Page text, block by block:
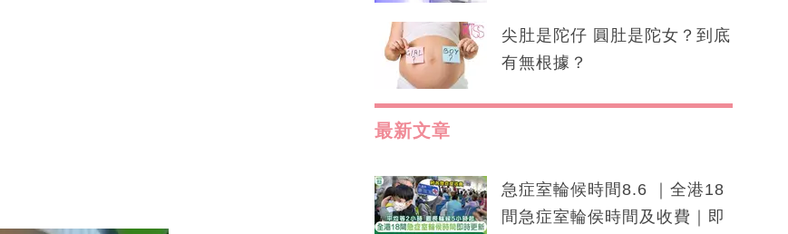
尖肚是陀仔 圓肚是陀女？到底
有無根據？
最新文章
急症室輪候時間8.6 ｜全港18
間急症室輪侯時間及收費｜即